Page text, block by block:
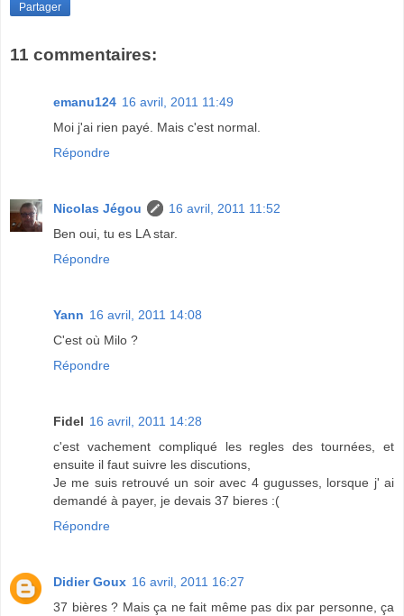
Partager
11 commentaires:
emanu124 16 avril, 2011 11:49
Moi j'ai rien payé. Mais c'est normal.
Répondre
Nicolas Jégou
16 avril, 2011 11:52
Ben oui, tu es LA star.
Répondre
Yann 16 avril, 2011 14:08
C'est où Milo ?
Répondre
Fidel 16 avril, 2011 14:28
c'est vachement compliqué les regles des tournées, et
ensuite il faut suivre les discutions,
Je me suis retrouvé un soir avec 4 gugusses, lorsque j' ai
demandé à payer, je devais 37 bieres :(
Répondre
Didier Goux 16 avril, 2011 16:27
37 bières ? Mais ça ne fait même pas dix par personne, ça